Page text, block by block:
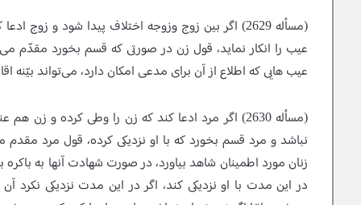
(مسأله 2629)
اگر بين زوج وزوجه اختلاف پيدا شود و زوج
عيب را انكار نمايد، قول زن در صورتى كه قسم بخورد مقدّم
عيب هايى كه اطلاع از آن براى مدعى امكان دارد، مى‌تواند بيّنه
(مسأله 2630)
اگر مرد ادعا كند كه زن را وطى كرده و زن هم
نباشد و مرد قسم بخورد كه با او نزديكى كرده، قول مرد مقدم
زنان مورد اطمينان شاهد بياورد، در صورت شهادت آنها به
در اين مدت با او نزديكى كند، اگر در اين مدت نزديكى